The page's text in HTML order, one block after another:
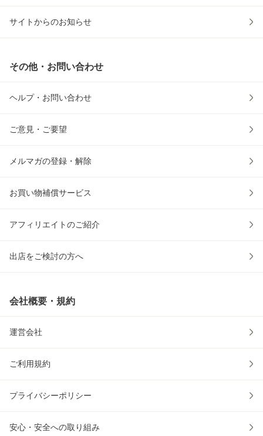
サイトからのお知らせ
その他・お問い合わせ
ヘルプ・お問い合わせ
ご意見・ご要望
メルマガの登録・解除
お買い物補償サービス
アフィリエイトのご紹介
出店をご検討の方へ
会社概要・規約
運営会社
ご利用規約
プライバシーポリシー
安心・安全への取り組み